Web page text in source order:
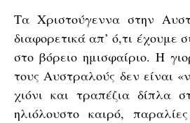
Τα Χριστούγεννα στην
διαφορετικά απ’ ό,τι έχουμε
στο βόρειο ημισφαίριο. Η
τους Αυστραλούς δεν είναι
χιόνι και τραπέζια δίπλα
ηλιόλουστο καιρό,